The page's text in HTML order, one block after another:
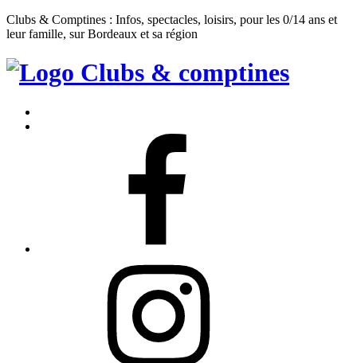
Clubs & Comptines : Infos, spectacles, loisirs, pour les 0/14 ans et
leur famille, sur Bordeaux et sa région
Clubs
Comptines